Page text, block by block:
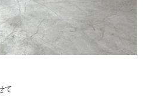
て